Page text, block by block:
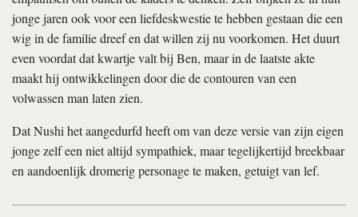
jonge jaren ook voor een liefdeskwestie te hebben gestaan die een
wig in de familie dreef en dat willen zij nu voorkomen. Het duurt
even voordat dat kwartje valt bij Ben, maar in de laatste akte
maakt hij ontwikkelingen door die de contouren van een
volwassen man laten zien.
Dat Nushi het aangedurfd heeft om van deze versie van zijn eigen
jonge zelf een niet altijd sympathiek, maar tegelijkertijd breekbaar
en aandoenlijk dromerig personage te maken, getuigt van lef.